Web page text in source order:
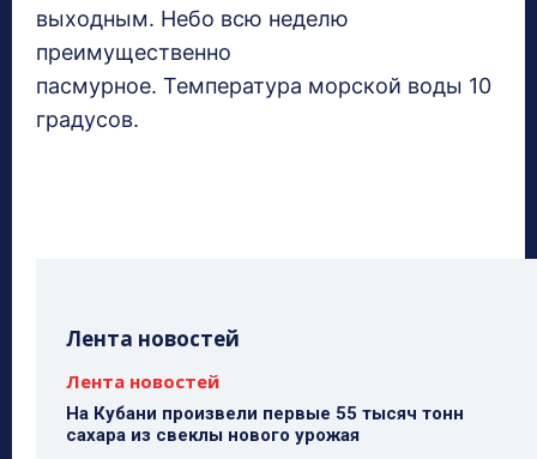
выходным. Небо всю неделю
преимущественно
пасмурное. Температура морской воды 10
градусов.
Лента новостей
Лента новостей
На Кубани произвели первые 55 тысяч тонн
сахара из свеклы нового урожая